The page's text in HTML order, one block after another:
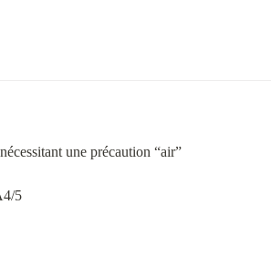
une précaution “air”
5